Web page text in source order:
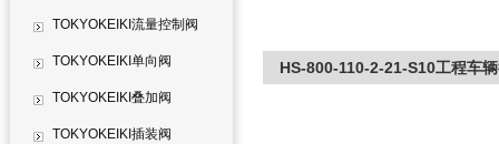
TOKYOKEIKI流量控制阀
TOKYOKEIKI单向阀
TOKYOKEIKI叠加阀
TOKYOKEIKI插装阀
HS-800-110-2-21-S10工程车